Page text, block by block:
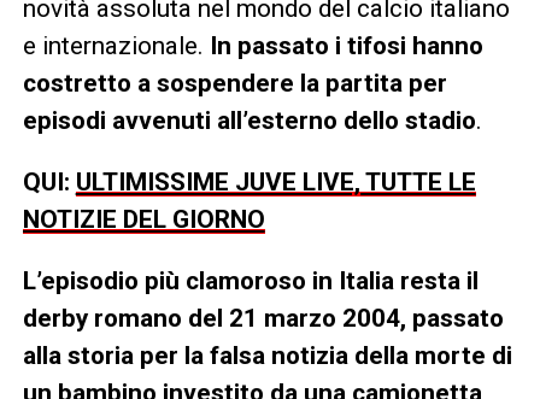
novità assoluta nel mondo del calcio italiano
e internazionale. In passato i tifosi hanno
costretto a sospendere la partita per
episodi avvenuti all’esterno dello stadio.
QUI: ULTIMISSIME JUVE LIVE, TUTTE LE
NOTIZIE DEL GIORNO
L’episodio più clamoroso in Italia resta il
derby romano del 21 marzo 2004, passato
alla storia per la falsa notizia della morte di
un bambino investito da una camionetta